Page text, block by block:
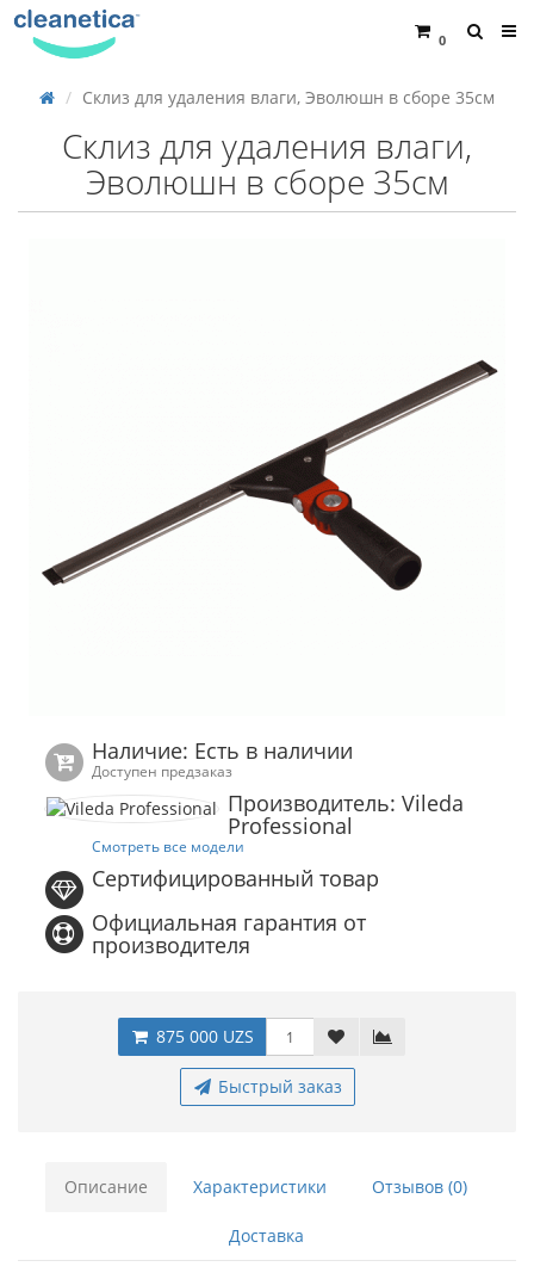
0
Склиз для удаления влаги, Эволюшн в сборе 35см
Склиз для удаления влаги,
Эволюшн в сборе 35см
Наличие: Есть в наличии
Доступен предзаказ
Производитель: Vileda
Professional
Смотреть все модели
Сертифицированный товар
Официальная гарантия от
производителя
875 000 UZS
Быстрый заказ
Описание Характеристики Отзывов (0)
Доставка